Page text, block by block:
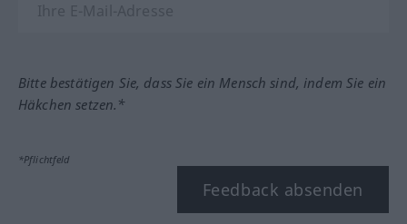
Bitte bestätigen Sie, dass Sie ein Mensch sind, indem Sie ein
Häkchen setzen.*
*Pflichtfeld
Feedback absenden